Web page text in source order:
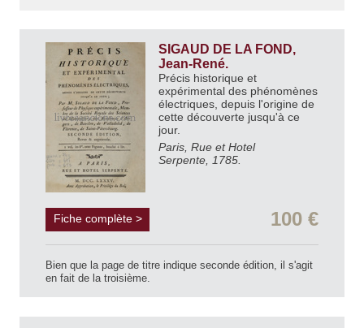
SIGAUD DE LA FOND,
Jean-René.
Précis historique et
expérimental des phénomènes
électriques, depuis l'origine de
cette découverte jusqu'à ce
jour.
Paris, Rue et Hotel
Serpente, 1785.
Fiche complète > 100 €
Bien que la page de titre indique seconde édition, il s'agit
en fait de la troisième.